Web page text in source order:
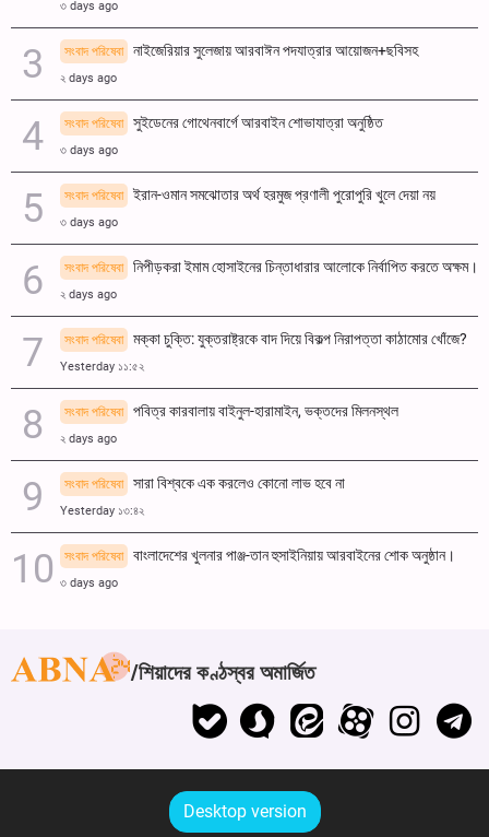
৩ days ago
সংবাদ পরিষেবা নাইজেরিয়ার সুলেজায় আরবাঈন পদযাত্রার আয়োজন+ছবিসহ
২ days ago
সংবাদ পরিষেবা সুইডেনের গোথেনবার্গে আরবাইন শোভাযাত্রা অনুষ্ঠিত
৩ days ago
সংবাদ পরিষেবা ইরান-ওমান সমঝোতার অর্থ হরমুজ প্রণালী পুরোপুরি খুলে দেয়া নয়
৩ days ago
সংবাদ পরিষেবা নিপীড়করা ইমাম হোসাইনের চিন্তাধারার আলোকে নির্বাপিত করতে অক্ষম।
২ days ago
সংবাদ পরিষেবা মক্কা চুক্তি: যুক্তরাষ্ট্রকে বাদ দিয়ে বিকল্প নিরাপত্তা কাঠামোর খোঁজে?
Yesterday ১১:৫২
সংবাদ পরিষেবা পবিত্র কারবালায় বাইনুল-হারামাইন, ভক্তদের মিলনস্থল
২ days ago
সংবাদ পরিষেবা সারা বিশ্বকে এক করলেও কোনো লাভ হবে না
Yesterday ১৩:৪২
সংবাদ পরিষেবা বাংলাদেশের খুলনার পাঞ্জ-তান হুসাইনিয়ায় আরবাইনের শোক অনুষ্ঠান।
৩ days ago
শিয়াদের কণ্ঠস্বর অমার্জিত
Desktop version